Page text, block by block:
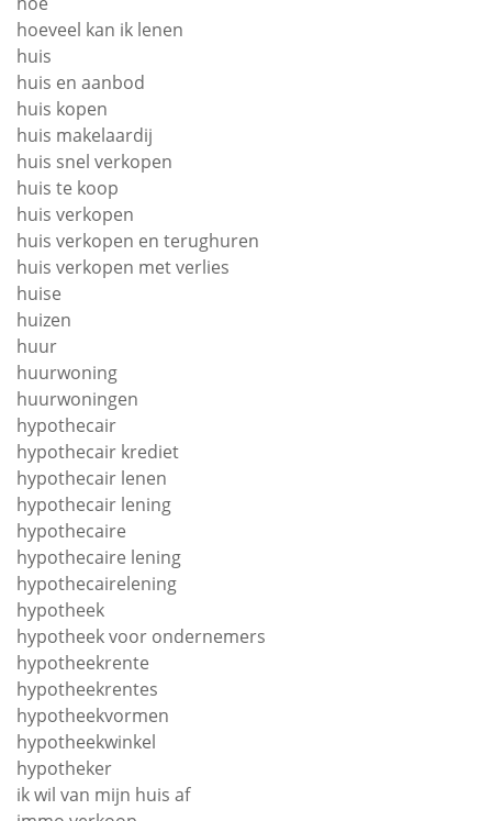
hoeveel kan ik lenen
huis
huis en aanbod
huis kopen
huis makelaardij
huis snel verkopen
huis te koop
huis verkopen
huis verkopen en terughuren
huis verkopen met verlies
huise
huizen
huur
huurwoning
huurwoningen
hypothecair
hypothecair krediet
hypothecair lenen
hypothecair lening
hypothecaire
hypothecaire lening
hypothecairelening
hypotheek
hypotheek voor ondernemers
hypotheekrente
hypotheekrentes
hypotheekvormen
hypotheekwinkel
hypotheker
ik wil van mijn huis af